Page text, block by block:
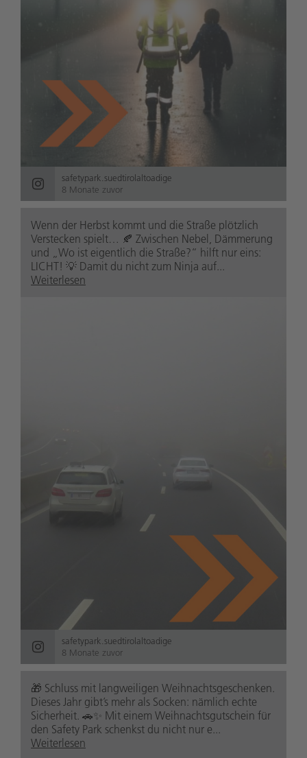
safetypark.suedtirolaltoadige
8 Monate zuvor
Wenn der Herbst kommt und die Straße plötzlich
Verstecken spielt… 🍂 Zwischen Nebel, Dämmerung
und „Wo ist eigentlich die Straße?“ hilft nur eins:
LICHT! 💡 Damit du nicht zum Ninja auf...
Weiterlesen
safetypark.suedtirolaltoadige
8 Monate zuvor
🎁 Schluss mit langweiligen Weihnachtsgeschenken.
Dieses Jahr gibt’s mehr als Socken: nämlich echte
Sicherheit. 🚗✨ Mit einem Weihnachtsgutschein für
den Safety Park schenkst du nicht nur e...
Weiterlesen